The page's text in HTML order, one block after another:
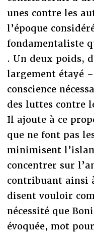
unes contre les
l’époque
fondamentaliste
. Un deux poids,
largement étayé
conscience
des luttes contre
Il ajoute à ce
que ne font pas
minimisent
concentrer sur
contribuant ainsi
disent vouloir
nécessité que
évoquée, mot